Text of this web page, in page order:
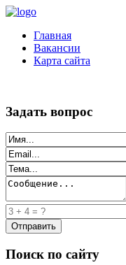
Главная
Вакансии
Карта сайта
Задать вопрос
Поиск по сайту